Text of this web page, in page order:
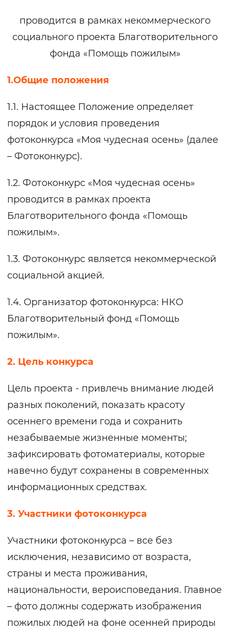
проводится в рамках некоммерческого
социального проекта Благотворительного
фонда «Помощь пожилым»
1.Общие положения
1.1. Настоящее Положение определяет
порядок и условия проведения
фотоконкурса «Моя чудесная осень» (далее
– Фотоконкурс).
1.2. Фотоконкурс «Моя чудесная осень»
проводится в рамках проекта
Благотворительного фонда «Помощь
пожилым».
1.3. Фотоконкурс является некоммерческой
социальной акцией.
1.4. Организатор фотоконкурса: НКО
Благотворительный фонд «Помощь
пожилым».
2. Цель конкурса
Цель проекта - привлечь внимание людей
разных поколений, показать красоту
осеннего времени года и сохранить
незабываемые жизненные моменты;
зафиксировать фотоматериалы, которые
навечно будут сохранены в современных
информационных средствах.
3. Участники фотоконкурса
Участники фотоконкурса – все без
исключения, независимо от возраста,
страны и места проживания,
национальности, вероисповедания. Главное
– фото должны содержать изображения
пожилых людей на фоне осенней природы